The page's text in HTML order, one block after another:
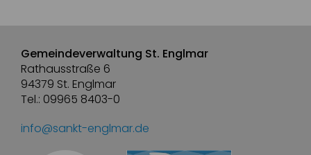
Gemeindeverwaltung St. Englmar
Rathausstraße 6
94379 St. Englmar
Tel.: 09965 8403-0
info@sankt-englmar.de